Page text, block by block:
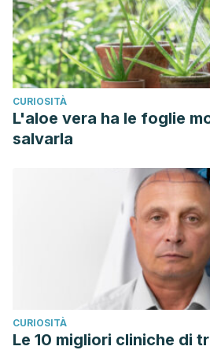
CURIOSITÀ
L'aloe vera ha le foglie
salvarla
CURIOSITÀ
Le 10 migliori cliniche di